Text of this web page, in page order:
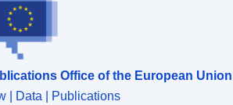
Office of the European Union
| Data | Publications